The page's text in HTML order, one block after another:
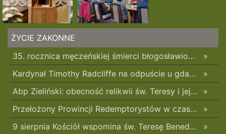
ŻYCIE ZAKONNE
»
35. rocznica męczeńskiej śmierci błogosławionych franciszkanów z Pariacoto – o. Zbigniewa Strzałkowskiego i o. Michała Tomaszka
»
Kardynał Timothy Radcliffe na odpuście u gdańskich dominikanów
»
Abp Zieliński: obecność relikwii św. Teresy i jej rodziców mobilizuje do troski o rodzinę
»
Przełożony Prowincji Redemptorystów w czasie 18. Dziękczynienia w Rodzinie Radia Maryja: „Dziękuję, że modlicie się za niewierzących i nieprzyjaciół”
»
9 sierpnia Kościół wspomina św. Teresę Benedyktę od Krzyża – Edytę Stein